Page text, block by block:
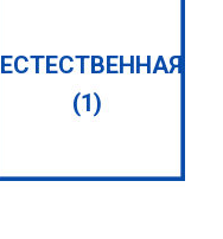
ЕСТЕСТВЕННАЯ
(1)